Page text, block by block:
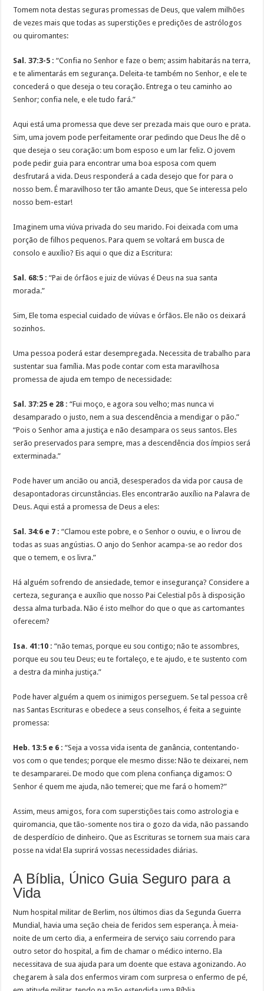
Tomem nota destas seguras promessas de Deus, que valem milhões
de vezes mais que todas as superstições e predições de astrólogos
ou quiromantes:
Sal. 37:3-5 : “Confia no Senhor e faze o bem; assim habitarás na terra,
e te alimentarás em segurança. Deleita-te também no Senhor, e ele te
concederá o que deseja o teu coração. Entrega o teu caminho ao
Senhor; confia nele, e ele tudo fará.”
Aqui está uma promessa que deve ser prezada mais que ouro e prata.
Sim, uma jovem pode perfeitamente orar pedindo que Deus lhe dê o
que deseja o seu coração: um bom esposo e um lar feliz. O jovem
pode pedir guia para encontrar uma boa esposa com quem
desfrutará a vida. Deus responderá a cada desejo que for para o
nosso bem. É maravilhoso ter tão amante Deus, que Se interessa pelo
nosso bem-estar!
Imaginem uma viúva privada do seu marido. Foi deixada com uma
porção de filhos pequenos. Para quem se voltará em busca de
consolo e auxílio? Eis aqui o que diz a Escritura:
Sal. 68:5 : “Pai de órfãos e juiz de viúvas é Deus na sua santa
morada.”
Sim, Ele toma especial cuidado de viúvas e órfãos. Ele não os deixará
sozinhos.
Uma pessoa poderá estar desempregada. Necessita de trabalho para
sustentar sua família. Mas pode contar com esta maravilhosa
promessa de ajuda em tempo de necessidade:
Sal. 37:25 e 28 : “Fui moço, e agora sou velho; mas nunca vi
desamparado o justo, nem a sua descendência a mendigar o pão.”
“Pois o Senhor ama a justiça e não desampara os seus santos. Eles
serão preservados para sempre, mas a descendência dos ímpios será
exterminada.”
Pode haver um ancião ou anciã, desesperados da vida por causa de
desapontadoras circunstâncias. Eles encontrarão auxílio na Palavra de
Deus. Aqui está a promessa de Deus a eles:
Sal. 34:6 e 7 : “Clamou este pobre, e o Senhor o ouviu, e o livrou de
todas as suas angústias. O anjo do Senhor acampa-se ao redor dos
que o temem, e os livra.”
Há alguém sofrendo de ansiedade, temor e insegurança? Considere a
certeza, segurança e auxílio que nosso Pai Celestial pôs à disposição
dessa alma turbada. Não é isto melhor do que o que as cartomantes
oferecem?
Isa. 41:10 : “não temas, porque eu sou contigo; não te assombres,
porque eu sou teu Deus; eu te fortaleço, e te ajudo, e te sustento com
a destra da minha justiça.”
Pode haver alguém a quem os inimigos perseguem. Se tal pessoa crê
nas Santas Escrituras e obedece a seus conselhos, é feita a seguinte
promessa:
Heb. 13:5 e 6 : “Seja a vossa vida isenta de ganância, contentando-
vos com o que tendes; porque ele mesmo disse: Não te deixarei, nem
te desampararei. De modo que com plena confiança digamos: O
Senhor é quem me ajuda, não temerei; que me fará o homem?”
Assim, meus amigos, fora com superstições tais como astrologia e
quiromancia, que tão-somente nos tira o gozo da vida, não passando
de desperdício de dinheiro. Que as Escrituras se tornem sua mais cara
posse na vida! Ela suprirá vossas necessidades diárias.
A Bíblia, Único Guia Seguro para a
Vida
Num hospital militar de Berlim, nos últimos dias da Segunda Guerra
Mundial, havia uma seção cheia de feridos sem esperança. À meia-
noite de um certo dia, a enfermeira de serviço saiu correndo para
outro setor do hospital, a fim de chamar o médico interno. Ela
necessitava de sua ajuda para um doente que estava agonizando. Ao
chegarem à sala dos enfermos viram com surpresa o enfermo de pé,